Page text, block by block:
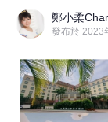
鄭小柔
發布於 2023